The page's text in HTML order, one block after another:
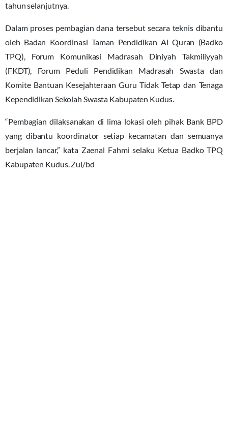
tahun selanjutnya.
Dalam proses pembagian dana tersebut secara teknis dibantu
oleh Badan Koordinasi Taman Pendidikan Al Quran (Badko
TPQ), Forum Komunikasi Madrasah Diniyah Takmiliyyah
(FKDT), Forum Peduli Pendidikan Madrasah Swasta dan
Komite Bantuan Kesejahteraan Guru Tidak Tetap dan Tenaga
Kependidikan Sekolah Swasta Kabupaten Kudus.
“Pembagian dilaksanakan di lima lokasi oleh pihak Bank BPD
yang dibantu koordinator setiap kecamatan dan semuanya
berjalan lancar,” kata Zaenal Fahmi selaku Ketua Badko TPQ
Kabupaten Kudus. Zul/bd